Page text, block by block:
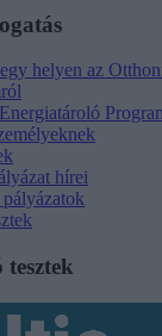
helyen az
hírei